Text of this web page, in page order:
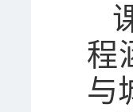
程
与